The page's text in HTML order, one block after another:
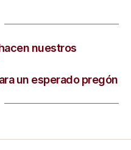
nuestros
un esperado pregón